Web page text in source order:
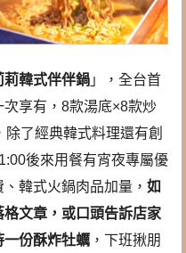
莉韓式伴伴鍋 」，全台首
享有，8款湯底×8款炒
了經典韓式料理還有創
後來用餐有宵夜專屬優
韓式火鍋肉品加量， 如
文章，或口頭告訴店家
一份酥炸牡蠣 ，下班揪朋